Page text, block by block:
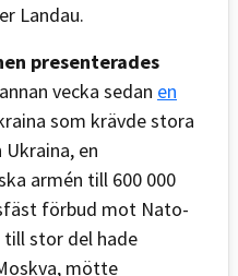
Landau.
presenterades
vecka sedan en
som krävde stora
en
armén till 600 000
förbud mot Nato-
till stor del hade
mötte